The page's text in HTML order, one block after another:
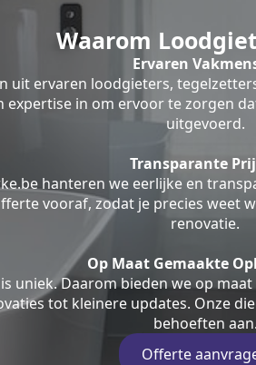
Waarom
Ervaren
uit ervaren loodgieters,
expertise in om ervoor te zorgen
uitgevoerd.
Transparante
hanteren we eerlijke en
vooraf, zodat je precies weet
renovatie.
Op Maat Gemaakte
uniek. Daarom bieden we op
tot kleinere updates. Onze
behoeften aan.
Offerte